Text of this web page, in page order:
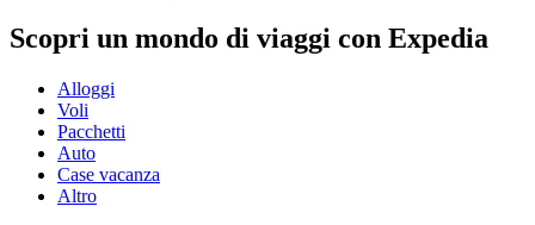
Scopri un mondo di viaggi con Expedia
Alloggi
Voli
Pacchetti
Auto
Case vacanza
Altro